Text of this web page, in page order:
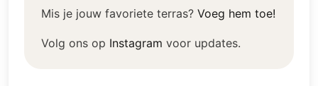
Mis je jouw favoriete terras? Voeg hem toe!
Volg ons op Instagram voor updates.